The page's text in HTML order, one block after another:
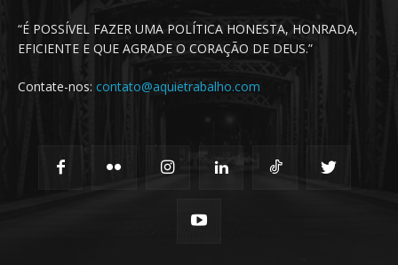
“É POSSÍVEL FAZER UMA POLÍTICA HONESTA, HONRADA,
EFICIENTE E QUE AGRADE O CORAÇÃO DE DEUS.”
Contate-nos: contato@aquietrabalho.com